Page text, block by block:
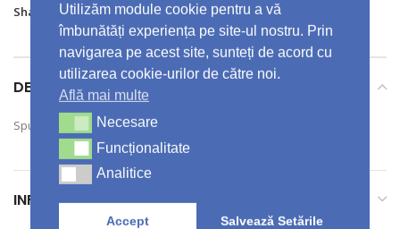
Utilizăm module cookie pentru a vă
îmbunătăți experiența pe site-ul nostru. Prin
navigarea pe acest site, sunteți de acord cu
utilizarea cookie-urilor de către noi.
Află mai multe
NecesareNecesare
Funcționalitate
Funcționalitate
AnaliticeAnalitice
Accept Salvează Setările
Share:
DESCRIERE
Spumant de baie&Gel de dus relaxant cu aroma de flori de tiare
INFORMAȚII SUPLIMENTARE